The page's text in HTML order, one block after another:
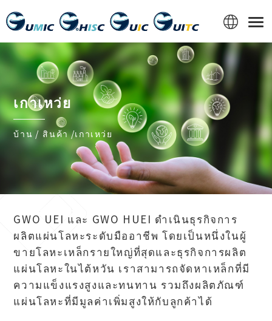
เกาเหว่ย
บ้าน สินค้า เกาเหว่ย
GWO UEI และ GWO HUEI ดำเนินธุรกิจการ
ผลิตแผ่นโลหะระดับมืออาชีพ โดยเป็นหนึ่งในผู้
ขายโลหะเหล็กรายใหญ่ที่สุดและธุรกิจการผลิต
แผ่นโลหะในไต้หวัน เราสามารถจัดหาเหล็กที่มี
ความแข็งแรงสูงและทนทาน รวมถึงผลิตภัณฑ์
แผ่นโลหะที่มีมูลค่าเพิ่มสูงให้กับลูกค้าได้
Cookies management panel